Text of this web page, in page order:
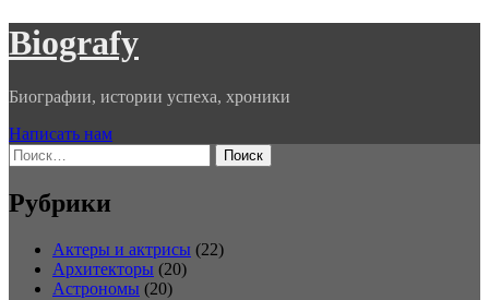
Перейти
к
Biografy
Биографии, истории успеха, хроники
Написать нам
Найти:
Рубрики
Актеры и актрисы (22)
Архитекторы (20)
Астрономы (20)